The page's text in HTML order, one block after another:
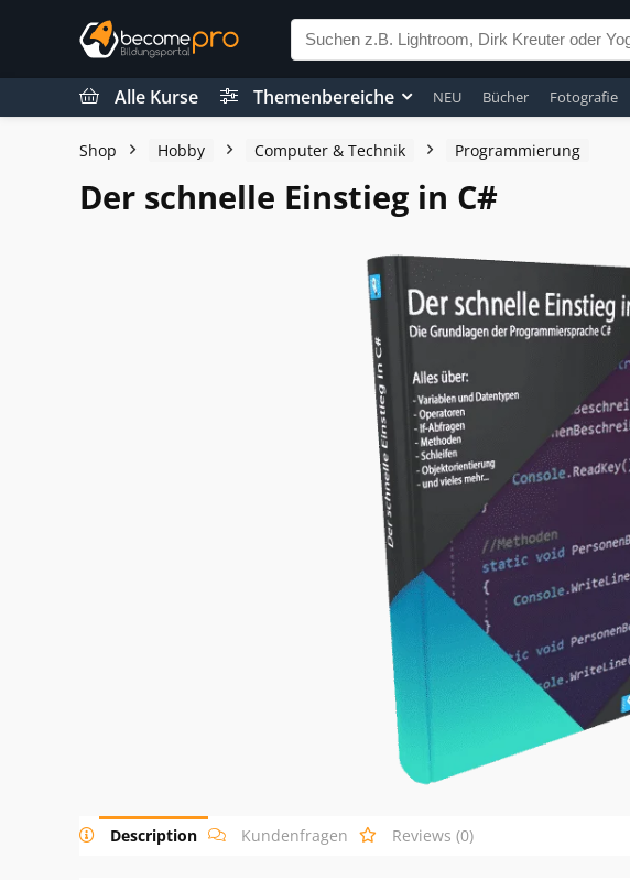
Alle Kurse Themenbereiche NEU Bücher Fotografie
Shop Hobby Computer & Technik Programmierung
Der schnelle Einstieg in C#
Description Kundenfragen Reviews (0)